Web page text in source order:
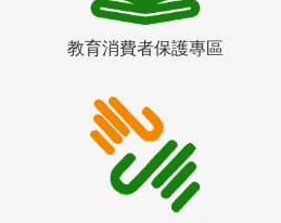
教育消費者保護專區